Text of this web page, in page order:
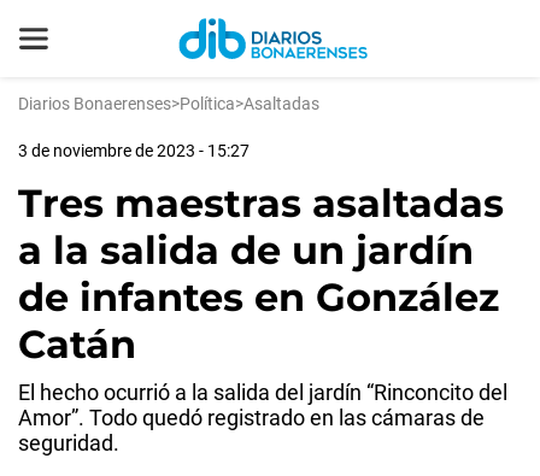
Diarios Bonaerenses>Política>Asaltadas
3 de noviembre de 2023 - 15:27
Tres maestras asaltadas
a la salida de un jardín
de infantes en González
Catán
El hecho ocurrió a la salida del jardín “Rinconcito del
Amor”. Todo quedó registrado en las cámaras de
seguridad.